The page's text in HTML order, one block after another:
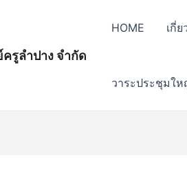
รูลำปาง จำกัด
HOME เกี่ย
วาระประชุมใ